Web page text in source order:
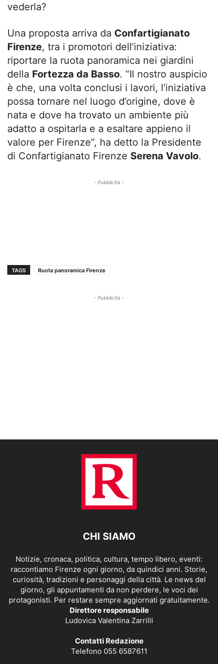
vederla?
Una proposta arriva da Confartigianato
Firenze, tra i promotori dell’iniziativa:
riportare la ruota panoramica nei giardini
della Fortezza da Basso. “Il nostro auspicio
è che, una volta conclusi i lavori, l’iniziativa
possa tornare nel luogo d’origine, dove è
nata e dove ha trovato un ambiente più
adatto a ospitarla e a esaltare appieno il
valore per Firenze”, ha detto la Presidente
di Confartigianato Firenze Serena Vavolo.
- Pubblicità -
TAGS Ruota panoramica Firenze
- Pubblicità -
CHI SIAMO
Notizie, cronaca, politica, cultura, tempo libero, eventi:
raccontiamo Firenze ogni giorno, da quindici anni. Storie,
curiosità, tradizioni e personaggi della città. Le news del
giorno, gli appuntamenti da non perdere, le voci dei
protagonisti. Per restare sempre aggiornati gratuitamente.
Direttore responsabile
Ludovica Valentina Zarrilli
Contatti Redazione
Telefono 055 6587611